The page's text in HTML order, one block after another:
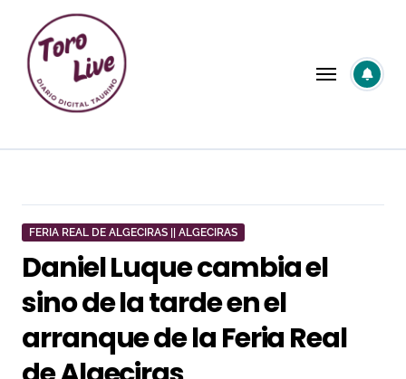
contenido
FERIA REAL DE ALGECIRAS || ALGECIRAS
Daniel Luque cambia el
sino de la tarde en el
arranque de la Feria Real